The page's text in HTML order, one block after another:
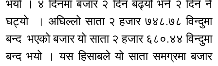
भयो । ४ दिनमा बजार २ दिन बढ्यो भने २ दिन नै
घट्यो । अघिल्लो साता २ हजार ७४८.७८ विन्दुमा
बन्द भएको बजार यो साता २ हजार ६८०.४४ विन्दुमा
बन्द भयो । यस हिसाबले यो साता समग्रमा बजार